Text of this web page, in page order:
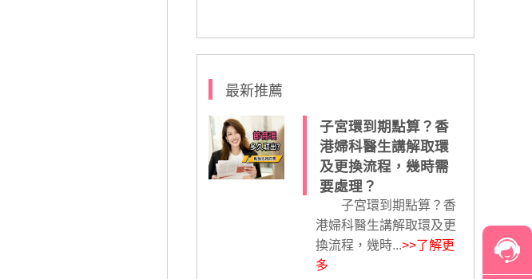
最新推薦
子宮環到期點算？香
港婦科醫生講解取環
及更換流程，幾時需
要處理？
子宮環到期點算？香
港婦科醫生講解取環及更
換流程，幾時...>>了解更
多